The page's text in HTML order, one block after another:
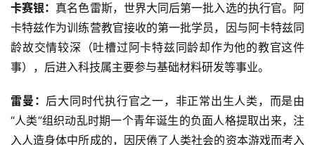
卡赛银： 真名色雷斯，世界大同后第一批入选的执行官。阿
卡特兹作为训练营教官接收的第一批学员，因与阿卡特兹同
龄故交情较深（吐槽过阿卡特兹同龄却作为他的教官这件
事），后进入科技属主要参与基础材料研发等事业。
雷曼： 后大同时代执行官之一，非正常出生人类，而是由
“人类”组织动乱时期一个青年诞生的负面人格提取出来，注
入人造身体中所成的，因厌倦了人类社会的资本游戏而考入